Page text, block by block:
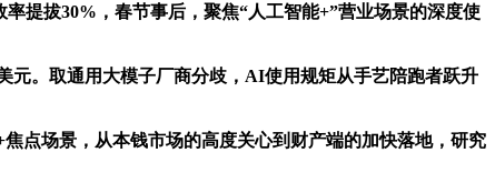
提拔30%，春节事后，聚焦“人工智能+”营业场景的深度使
。取通用大模子厂商分歧，AI使用规矩从手艺陪跑者跃升
点场景，从本钱市场的高度关心到财产端的加快落地，研究